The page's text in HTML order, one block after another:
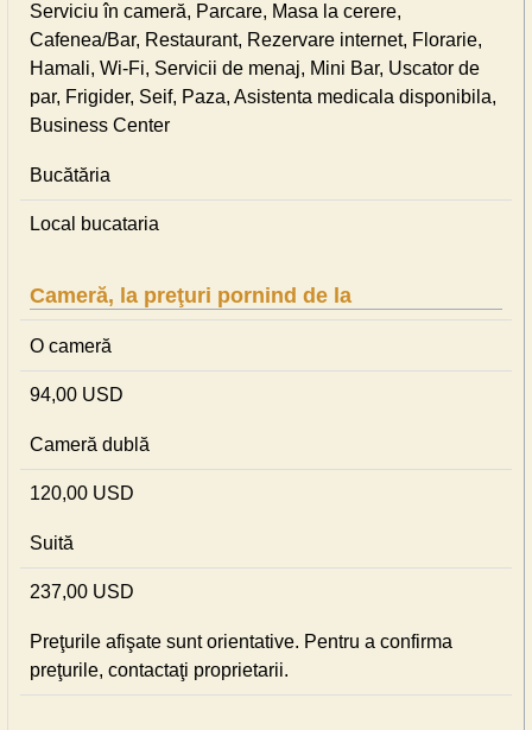
Serviciu în cameră, Parcare, Masa la cerere,
Cafenea/Bar, Restaurant, Rezervare internet, Florarie,
Hamali, Wi-Fi, Servicii de menaj, Mini Bar, Uscator de
par, Frigider, Seif, Paza, Asistenta medicala disponibila,
Business Center
Bucătăria
Local bucataria
Cameră, la preţuri pornind de la
O cameră
94,00 USD
Cameră dublă
120,00 USD
Suită
237,00 USD
Preţurile afişate sunt orientative. Pentru a confirma
preţurile, contactaţi proprietarii.